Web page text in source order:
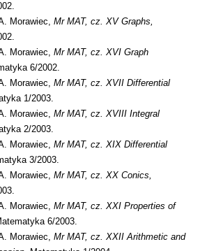
Morawiec, Mr MAT, cz. XV Graphs,
Morawiec, Mr MAT, cz. XVI Graph
6/2002.
Morawiec, Mr MAT, cz. XVII Differential
1/2003.
Morawiec, Mr MAT, cz. XVIII Integral
2/2003.
Morawiec, Mr MAT, cz. XIX Differential
3/2003.
Morawiec, Mr MAT, cz. XX Conics,
Morawiec, Mr MAT, cz. XXI Properties of
6/2003.
Morawiec, Mr MAT, cz. XXII Arithmetic and